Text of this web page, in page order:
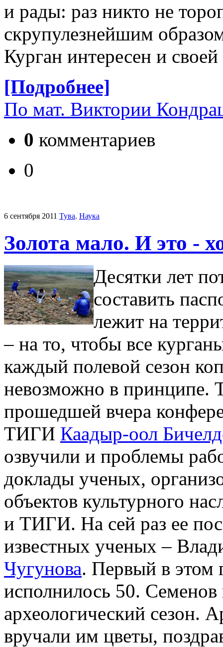
и рады: раз никто не
скрупулезнейшим
Курган интересен и
[Подробнее]
По мат. Виктории
0 комментариев
0
6 сентября 2011 Тува. Наука
Золота мало. И это -
Десятки лет
составить
лежит на
– на то, чтобы все
каждый полевой сезон
невозможно в принципе.
прошедшей вчера
ТИГИ Каадыр-оол
озвучили и проблемы
доклады ученых,
объектов культурного
и ТИГИ. На сей раз ее
известных ученых –
Чугунова. Первый в этом
исполнилось 50.
археологический сезон.
вручали им цветы,